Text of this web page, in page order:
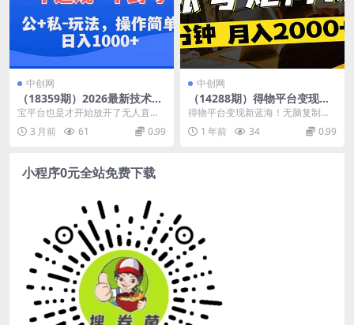
中创网
（18359期）2026最新技术，
淘宝无人直播带货15.0，不封
号，不违规，公+私玩法，操
作简单，日入1000+
宝平台也是才开始放开了无人直播,
红利和风口期。尤其是在国家召开
全国中小企业见面会...
3 月前 61 0.99
中创网
（14288期）得物平台变现新
蓝海！无脑复制热门视频，多
账号同步运营，每天半小时
躺…
得物平台变现新蓝海！无脑复制热
门视频，多账号同步运营，每天半
小时躺赚，月入2万 ...
1 年前 34 0.99
小程序0元全站免费下载